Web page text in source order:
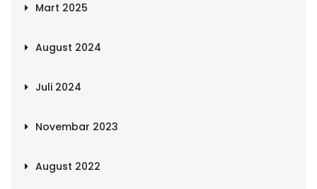
Mart 2025
August 2024
Juli 2024
Novembar 2023
August 2022